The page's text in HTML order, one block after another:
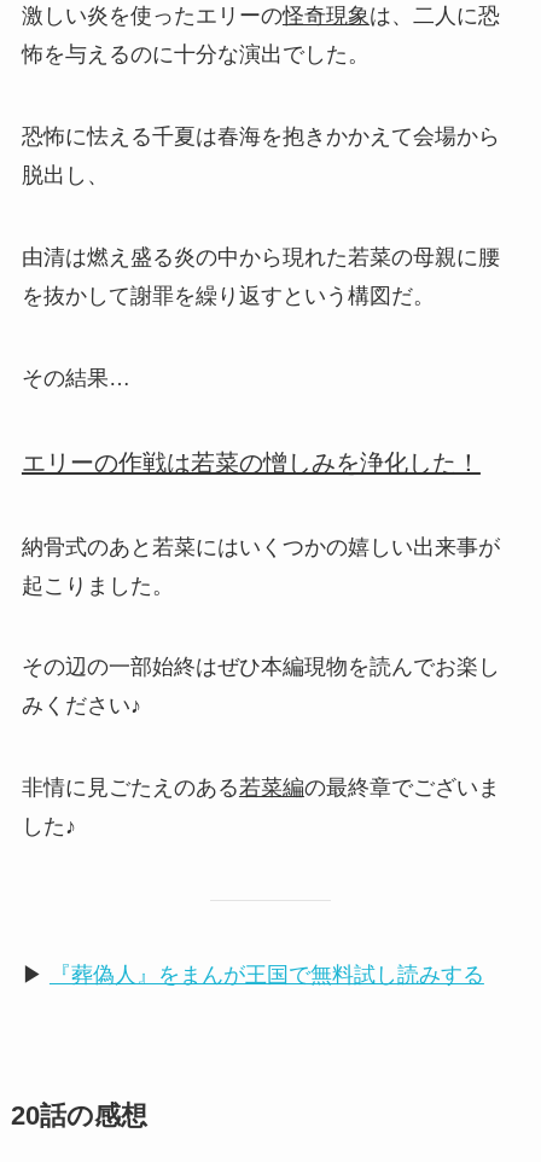
激しい炎を使ったエリーの怪奇現象は、二人に恐
怖を与えるのに十分な演出でした。
恐怖に怯える千夏は春海を抱きかかえて会場から
脱出し、
由清は燃え盛る炎の中から現れた若菜の母親に腰
を抜かして謝罪を繰り返すという構図だ。
その結果…
エリーの作戦は若菜の憎しみを浄化した！
納骨式のあと若菜にはいくつかの嬉しい出来事が
起こりました。
その辺の一部始終はぜひ本編現物を読んでお楽し
みください♪
非情に見ごたえのある若菜編の最終章でございま
した♪
▶ 『葬偽人』をまんが王国で無料試し読みする
20話の感想